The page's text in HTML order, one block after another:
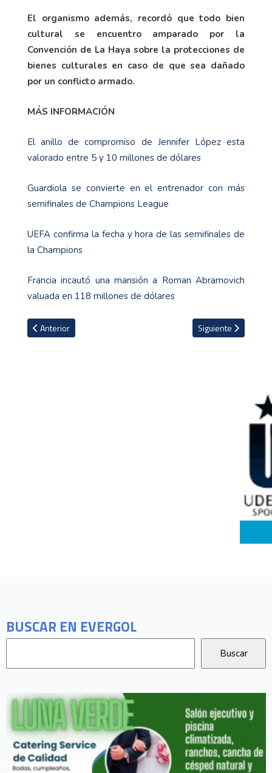
BUSCAR EN EVERGOL
El organismo además, recordó que todo bien
cultural se encuentro amparado por la
Convención de La Haya sobre la protecciones de
bienes culturales en caso de que sea dañado
por un conflicto armado.
MÁS INFORMACIÓN
El anillo de compromiso de Jennifer López esta
valorado entre 5 y 10 millones de dólares
Guardiola se convierte en el entrenador con más
semifinales de Champions League
UEFA confirma la fecha y hora de las semifinales de
la Champions
Francia incautó una mansión a Roman Abramovich
valuada en 118 millones de dólares
Artículo anterior: Manuel Antonio en serie de Netflix de grandes
Anterior Artículo siguiente:
Siguiente